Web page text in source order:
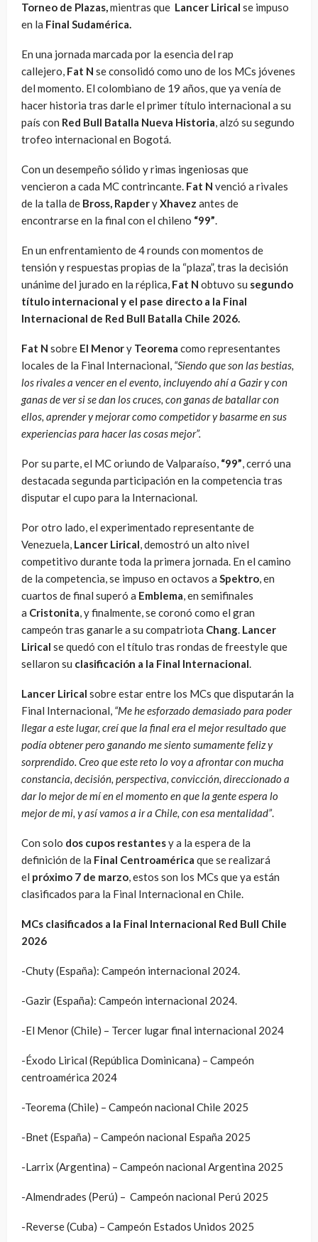
Torneo de Plazas,mientras que Lancer Lirical se impuso
en la Final Sudamérica.
En una jornada marcada por la esencia del rap
callejero, Fat N se consolidó como uno de los MCs jóvenes
del momento. El colombiano de 19 años, que ya venía de
hacer historia tras darle el primer título internacional a su
país con Red Bull Batalla Nueva Historia, alzó su segundo
trofeo internacional en Bogotá.
Con un desempeño sólido y rimas ingeniosas que
vencieron a cada MC contrincante. Fat N venció a rivales
de la talla de Bross, RapderyXhavez antes de
encontrarse en la final con el chileno “99”.
En un enfrentamiento de 4 rounds con momentos de
tensión y respuestas propias de la “plaza”, tras la decisión
unánime del jurado en la réplica, Fat N obtuvo su segundo
título internacional y el pase directo a la Final
Internacional de Red Bull Batalla Chile 2026.
Fat N sobre El Menory Teorema como representantes
locales de la Final Internacional, “Siendo que son las bestias,
los rivales a vencer en el evento, incluyendo ahí a Gazir y con
ganas de ver si se dan los cruces, con ganas de batallar con
ellos, aprender y mejorar como competidor y basarme en sus
experiencias para hacer las cosas mejor”.
Por su parte, el MC oriundo de Valparaíso, “99”, cerró una
destacada segunda participación en la competencia tras
disputar el cupo para la Internacional.
Por otro lado, el experimentado representante de
Venezuela, Lancer Lirical, demostró un alto nivel
competitivo durante toda la primera jornada. En el camino
de la competencia, se impuso en octavos a Spektro, en
cuartos de final superó a Emblema, en semifinales
a Cristonita, y finalmente, se coronó como el gran
campeón tras ganarle a su compatriota Chang. Lancer
Lirical se quedó con el título tras rondas de freestyle que
sellaron su clasificación a la Final Internacional.
Lancer Lirical sobre estar entre los MCs que disputarán la
Final Internacional, “Me he esforzado demasiado para poder
llegar a este lugar, creí que la final era el mejor resultado que
podía obtener pero ganando me siento sumamente feliz y
sorprendido. Creo que este reto lo voy a afrontar con mucha
constancia, decisión, perspectiva, convicción, direccionado a
dar lo mejor de mí en el momento en que la gente espera lo
mejor de mi, y así vamos a ir a Chile, con esa mentalidad”.
Con solo dos cupos restantesy a la espera de la
definición de la Final Centroamérica que se realizará
el próximo 7 de marzo, estos son los MCs que ya están
clasificados para la Final Internacional en Chile.
MCs clasificados a la Final Internacional Red Bull Chile
2026
-Chuty (España): Campeón internacional 2024.
-Gazir (España): Campeón internacional 2024.
-El Menor (Chile) – Tercer lugar final internacional 2024
-Éxodo Lirical (República Dominicana) – Campeón
centroamérica 2024
-Teorema (Chile) – Campeón nacional Chile 2025
-Bnet (España) – Campeón nacional España 2025
-Larrix (Argentina) – Campeón nacional Argentina 2025
-Almendrades (Perú) – Campeón nacional Perú 2025
-Reverse (Cuba) – Campeón Estados Unidos 2025